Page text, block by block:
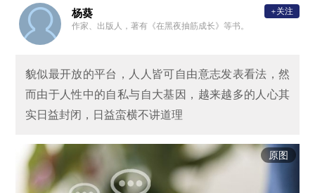
杨葵
作家、出版人，著有《在黑夜抽筋成长》等书。
+关注
貌似最开放的平台，人人皆可自由意志发表看法，然
而由于人性中的自私与自大基因，越来越多的人心其
实日益封闭，日益蛮横不讲道理
原图